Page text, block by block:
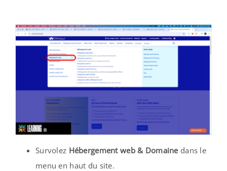
Survolez Hébergement web & Domainedans le
menu en haut du site.